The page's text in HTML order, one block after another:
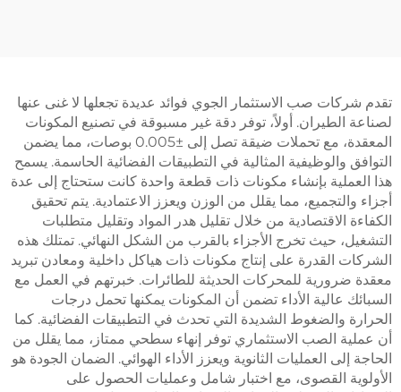
شركات صب الاستثمار الجوي فوائد عديدة تجعلها لا غنى عنها
الطيران. أولاً، توفر دقة غير مسبوقة في تصنيع المكونات
المعقدة، مع تحملات ضيقة تصل إلى ±0.005 بوصات، مما يضمن
والوظيفية المثالية في التطبيقات الفضائية الحاسمة. يسمح
بإنشاء مكونات ذات قطعة واحدة كانت ستحتاج إلى عدة
والتجميع، مما يقلل من الوزن ويعزز الاعتمادية. يتم تحقيق
الاقتصادية من خلال تقليل هدر المواد وتقليل متطلبات
حيث تخرج الأجزاء بالقرب من الشكل النهائي. تمتلك هذه
القدرة على إنتاج مكونات ذات هياكل داخلية ومعادن تبريد
ضرورية للمحركات الحديثة للطائرات. خبرتهم في العمل مع
عالية الأداء تضمن أن المكونات يمكنها تحمل درجات
والضغوط الشديدة التي تحدث في التطبيقات الفضائية. كما
الصب الاستثماري توفر إنهاء سطحي ممتاز، مما يقلل من
إلى العمليات الثانوية ويعزز الأداء الهوائي. الضمان الجودة هو
القصوى، مع اختبار شامل وعمليات الحصول على